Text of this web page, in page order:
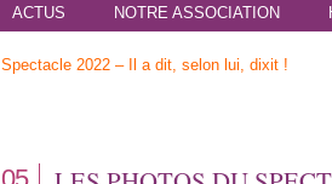
ACTUS NOTRE ASSOCIATION
Spectacle 2022 – Il a dit, selon lui, dixit !